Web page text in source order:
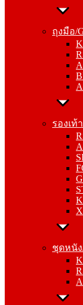
ถุงมือ/
รองเท้
ชุดหนัง
ถุงมือ/
รองเท้
ชุดหนัง
การ์ด/